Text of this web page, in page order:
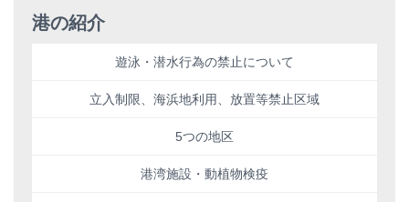
港の紹介
遊泳・潜水行為の禁止について
立入制限、海浜地利用、放置等禁止区域
5つの地区
港湾施設・動植物検疫